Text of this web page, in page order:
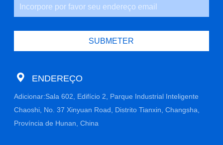
SUBMETER
ENDEREÇO
Adicionar:Sala 602, Edifício 2, Parque Industrial Inteligente
Chaoshi, No. 37 Xinyuan Road, Distrito Tianxin, Changsha,
Província de Hunan, China